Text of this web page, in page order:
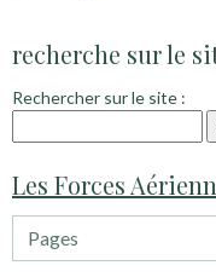
recherche sur le
Rechercher sur le site :
Les Forces